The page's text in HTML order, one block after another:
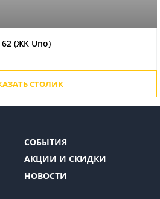
(ЖК Uno)
СТОЛИК
СОБЫТИЯ
АКЦИИ И СКИДКИ
НОВОСТИ